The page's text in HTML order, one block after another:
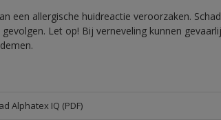
een allergische huidreactie veroorzaken.
Let op! Bij verneveling kunnen
Alphatex IQ (PDF)